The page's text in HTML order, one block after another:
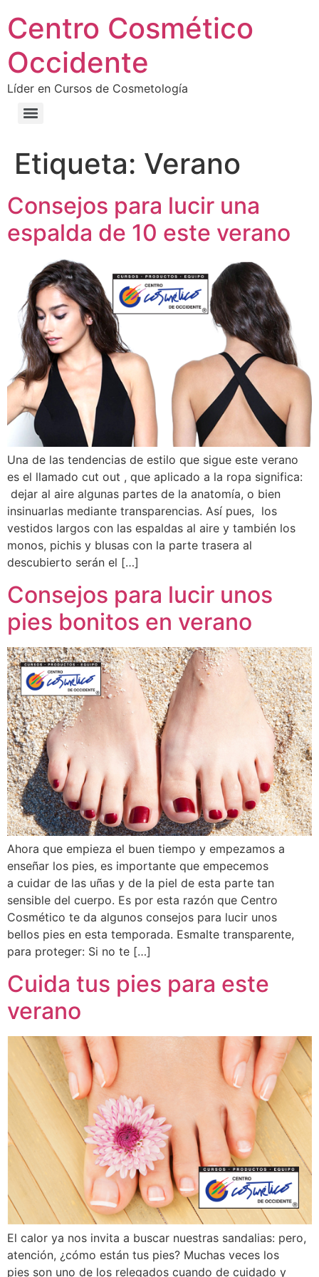
Centro Cosmético
Occidente
Líder en Cursos de Cosmetología
Etiqueta: Verano
Consejos para lucir una
espalda de 10 este verano
Una de las tendencias de estilo que sigue este verano
es el llamado cut out , que aplicado a la ropa significa:
dejar al aire algunas partes de la anatomía, o bien
insinuarlas mediante transparencias. Así pues, los
vestidos largos con las espaldas al aire y también los
monos, pichis y blusas con la parte trasera al
descubierto serán el […]
Consejos para lucir unos
pies bonitos en verano
Ahora que empieza el buen tiempo y empezamos a
enseñar los pies, es importante que empecemos
a cuidar de las uñas y de la piel de esta parte tan
sensible del cuerpo. Es por esta razón que Centro
Cosmético te da algunos consejos para lucir unos
bellos pies en esta temporada. Esmalte transparente,
para proteger: Si no te […]
Cuida tus pies para este
verano
El calor ya nos invita a buscar nuestras sandalias: pero,
atención, ¿cómo están tus pies? Muchas veces los
pies son uno de los relegados cuando de cuidado y